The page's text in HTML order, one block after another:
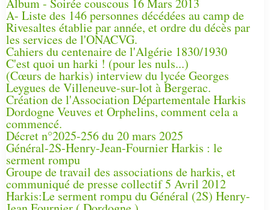
A- Liste des 146 personnes décédées au camp de
Rivesaltes établie par année, et ordre du décès par
les services de l'ONACVG.
Cahiers du centenaire de l'Algérie 1830/1930
C'est quoi un harki ! (pour les nuls...)
(Cœurs de harkis) interview du lycée Georges
Leygues de Villeneuve-sur-lot à Bergerac.
Création de l'Association Départementale Harkis
Dordogne Veuves et Orphelins, comment cela a
commencé.
Décret n°2025-256 du 20 mars 2025
Général-2S-Henry-Jean-Fournier Harkis : le
serment rompu
Groupe de travail des associations de harkis, et
communiqué de presse collectif 5 Avril 2012
Harkis:Le serment rompu du Général (2S) Henry-